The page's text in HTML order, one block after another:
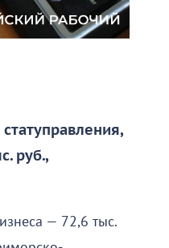
руб.,
— 72,6 тыс.